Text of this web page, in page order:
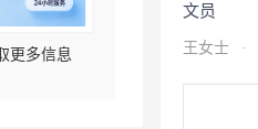
更多信息
文员
王女士 ·